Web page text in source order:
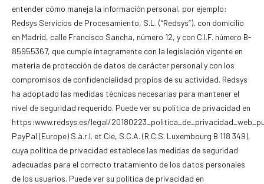
entender cómo maneja la información personal, por ejemplo:
Redsys Servicios de Procesamiento, S.L. (“Redsys”), con domicilio
en Madrid, calle Francisco Sancha, número 12, y con C.I.F. número B-
85955367, que cumple íntegramente con la legislación vigente en
materia de protección de datos de carácter personal y con los
compromisos de confidencialidad propios de su actividad. Redsys
ha adoptado las medidas técnicas necesarias para mantener el
nivel de seguridad requerido. Puede ver su política de privacidad en
https:www.redsys.es/legal/
PayPal (Europe) S.à.r.l. et Cie, S.C.A. (R.C.S. Luxembourg B 118 349),
cuya política de privacidad establece las medidas de seguridad
adecuadas para el correcto tratamiento de los datos personales
de los usuarios. Puede ver su política de privacidad en